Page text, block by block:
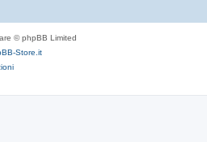
© phpBB Limited
Store.it